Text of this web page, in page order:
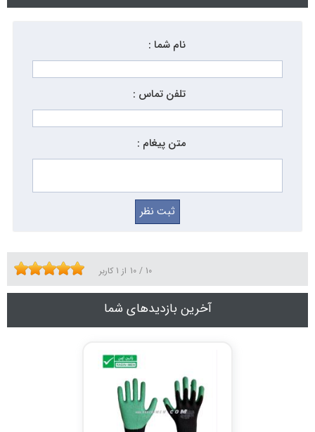
نام شما :
تلفن تماس :
متن پیغام :
10 / 10 از 1 کاربر
آخرین بازدیدهای شما